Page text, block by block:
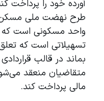
آورده خود را پرداخت
طرح نهضت ملی
واحد مسکونی است که
تسهیلاتی است که
بماند در قالب
متقاضیان منعقد
مالی پرداخت کند.